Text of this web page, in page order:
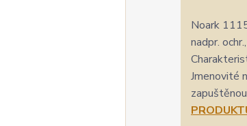
Noark
nadpr.
Jmenovité